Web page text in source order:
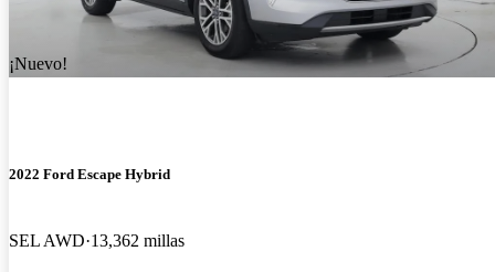
¡Nuevo!
2022 Ford Escape Hybrid
SEL AWD 13,362 millas